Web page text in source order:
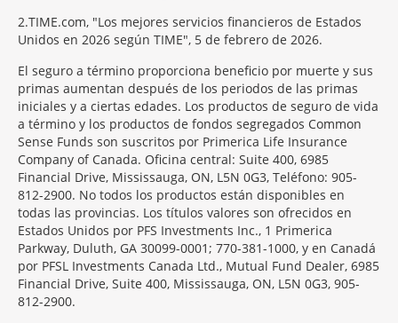
2 TIME.com, "Los mejores servicios financieros de Estados
Unidos en 2026 según TIME", 5 de febrero de 2026.
El seguro a término proporciona beneficio por muerte y sus
primas aumentan después de los periodos de las primas
iniciales y a ciertas edades. Los productos de seguro de vida
a término y los productos de fondos segregados Common
Sense Funds son suscritos por Primerica Life Insurance
Company of Canada. Oficina central: Suite 400, 6985
Financial Drive, Mississauga, ON, L5N 0G3, Teléfono: 905-
812-2900. No todos los productos están disponibles en
todas las provincias. Los títulos valores son ofrecidos en
Estados Unidos por PFS Investments Inc., 1 Primerica
Parkway, Duluth, GA 30099-0001; 770-381-1000, y en Canadá
por PFSL Investments Canada Ltd., Mutual Fund Dealer, 6985
Financial Drive, Suite 400, Mississauga, ON, L5N 0G3, 905-
812-2900.